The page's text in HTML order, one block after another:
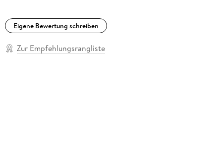
Eigene Bewertung schreiben
Zur Empfehlungsrangliste